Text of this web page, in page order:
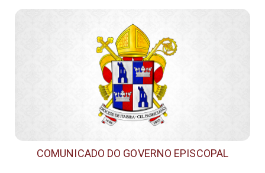
COMUNICADO DO GOVERNO EPISCOPAL